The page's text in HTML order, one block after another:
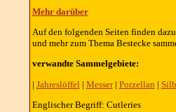
Mehr darüber
Auf den folgenden Seiten finden
und mehr zum Thema Bestecke
verwandte Sammelgebiete:
| Jahreslöffel | Messer| Porzellan |
Englischer Begriff: Cutleries